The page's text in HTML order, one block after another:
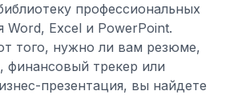
профессиональных
Word, Excel и PowerPoint.
того, нужно ли вам резюме,
финансовый трекер или
презентация, вы найдете